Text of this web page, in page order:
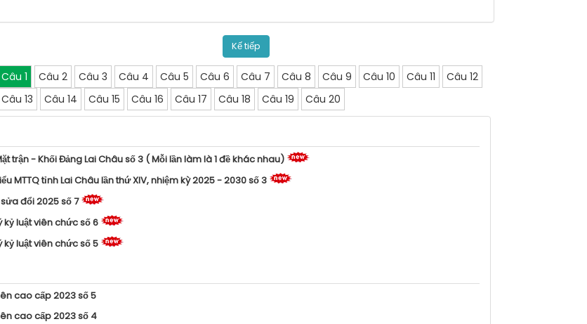
Kế tiếp
Câu 1 Câu 2 Câu 3 Câu 4 Câu 5 Câu 6 Câu 7 Câu 8 Câu 9 Câu 10 Câu 11
Câu 12
Câu 13
Câu 14 Câu 15 Câu 16 Câu 17 Câu 18 Câu 19 Câu 20
trận - Khối Đảng Lai Châu số 3 ( Mỗi lần làm là 1 đề khác nhau)
tỉnh Lai Châu lần thứ XIV, nhiệm kỳ 2025 - 2030 số 3
đổi 2025 số 7
luật viên chức số 6
luật viên chức số 5
cao cấp 2023 số 5
cao cấp 2023 số 4